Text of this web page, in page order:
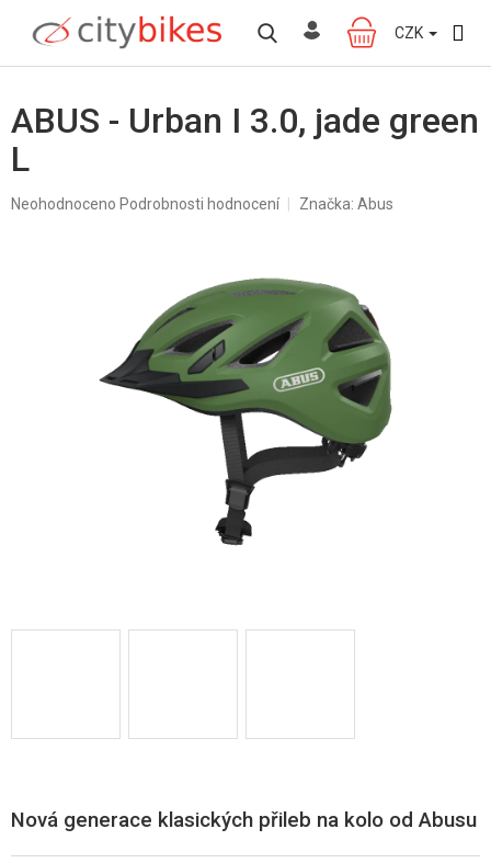
obsah
NÁKUPNÍ
KOŠÍK
CZK
ABUS - Urban I 3.0, jade green
L
Průměrné
Neohodnoceno Podrobnosti hodnocení Značka: Abus
Nová generace klasických přileb na kolo od Abusu